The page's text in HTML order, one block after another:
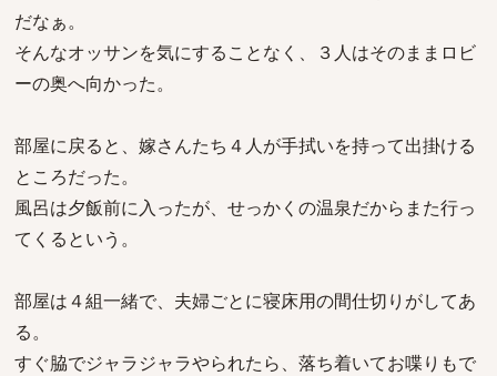
だなぁ。
そんなオッサンを気にすることなく、３人はそのままロビ
ーの奥へ向かった。
部屋に戻ると、嫁さんたち４人が手拭いを持って出掛ける
ところだった。
風呂は夕飯前に入ったが、せっかくの温泉だからまた行っ
てくるという。
部屋は４組一緒で、夫婦ごとに寝床用の間仕切りがしてあ
る。
すぐ脇でジャラジャラやられたら、落ち着いてお喋りもで